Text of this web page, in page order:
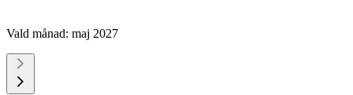
Vald månad: maj 2027